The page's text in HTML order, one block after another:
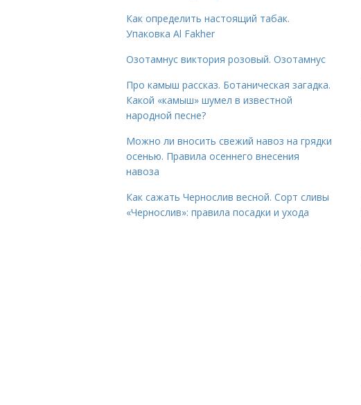
Как определить настоящий табак.
Упаковка Al Fakher
Озотамнус виктория розовый. Озотамнус
Про камыш рассказ. Ботаническая загадка.
Какой «камыш» шумел в известной
народной песне?
Можно ли вносить свежий навоз на грядки
осенью. Правила осеннего внесения
навоза
Как сажать Чернослив весной. Сорт сливы
«Чернослив»: правила посадки и ухода